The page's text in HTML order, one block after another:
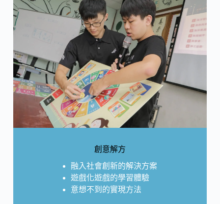
創意解方
融入社會創新的解決方案
遊戲化遊戲的學習體驗
意想不到的實現方法